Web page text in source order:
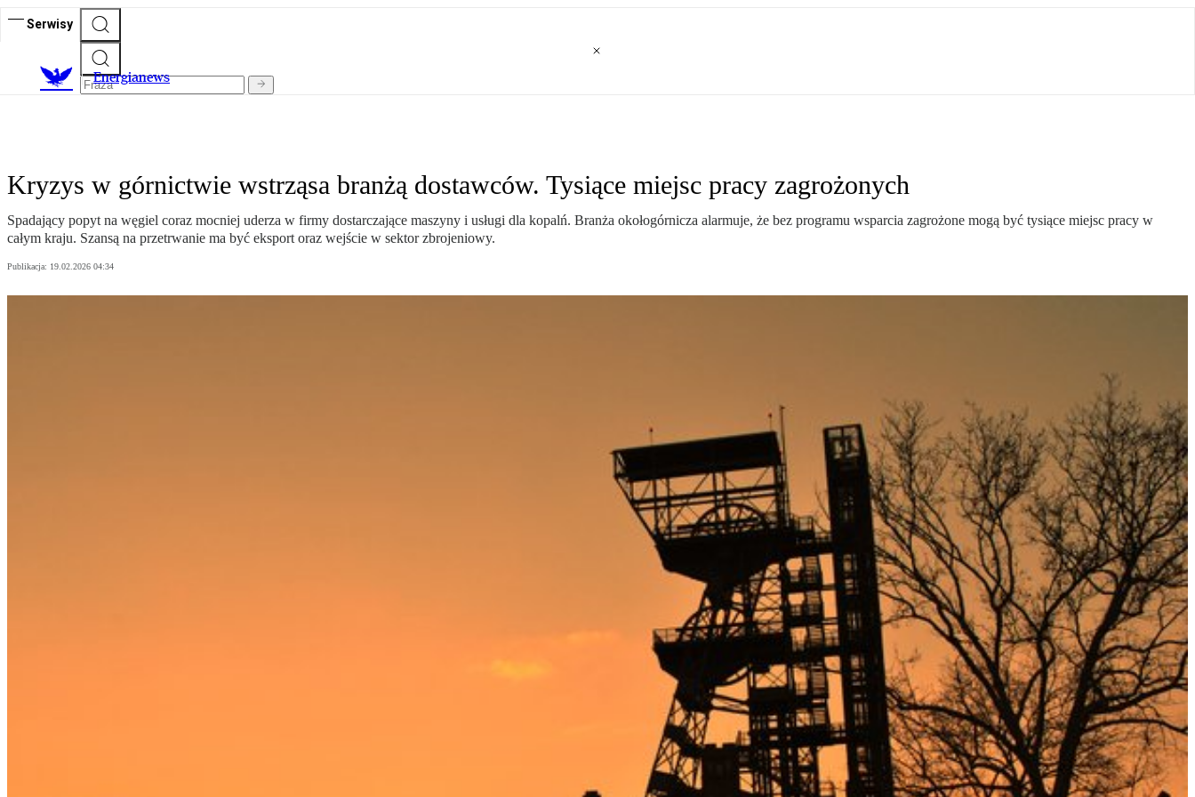
Serwisy
Energianews
Kryzys w górnictwie wstrząsa branżą dostawców. Tysiące miejsc pracy zagrożonych
Spadający popyt na węgiel coraz mocniej uderza w firmy dostarczające maszyny i usługi dla kopalń. Branża okołogórnicza alarmuje, że bez programu wsparcia zagrożone mogą być tysiące miejsc pracy w
całym kraju. Szansą na przetrwanie ma być eksport oraz wejście w sektor zbrojeniowy.
Publikacja: 19.02.2026 04:34